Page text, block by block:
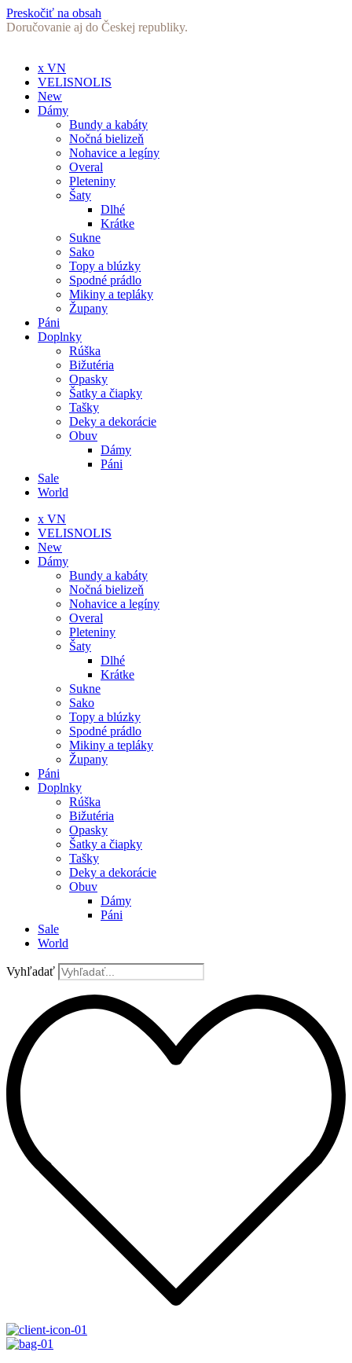
Preskočiť na obsah
Doručovanie aj do Českej republiky.
x VN
VELISNOLIS
New
Dámy
Bundy a kabáty
Nočná bielizeň
Nohavice a legíny
Overal
Pleteniny
Šaty
Dlhé
Krátke
Sukne
Sako
Topy a blúzky
Spodné prádlo
Mikiny a tepláky
Župany
Páni
Doplnky
Rúška
Bižutéria
Opasky
Šatky a čiapky
Tašky
Deky a dekorácie
Obuv
Dámy
Páni
Sale
World
x VN
VELISNOLIS
New
Dámy
Bundy a kabáty
Nočná bielizeň
Nohavice a legíny
Overal
Pleteniny
Šaty
Dlhé
Krátke
Sukne
Sako
Topy a blúzky
Spodné prádlo
Mikiny a tepláky
Župany
Páni
Doplnky
Rúška
Bižutéria
Opasky
Šatky a čiapky
Tašky
Deky a dekorácie
Obuv
Dámy
Páni
Sale
World
Vyhľadať